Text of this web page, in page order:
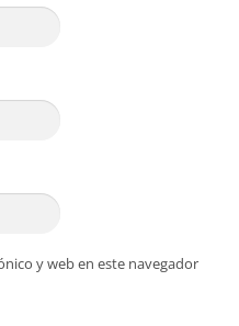
y web en este navegador